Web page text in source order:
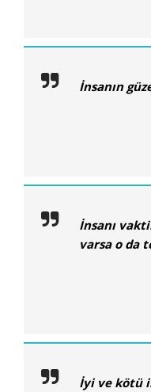
İnsanın
İnsanı
varsa o da
İyi ve kötü